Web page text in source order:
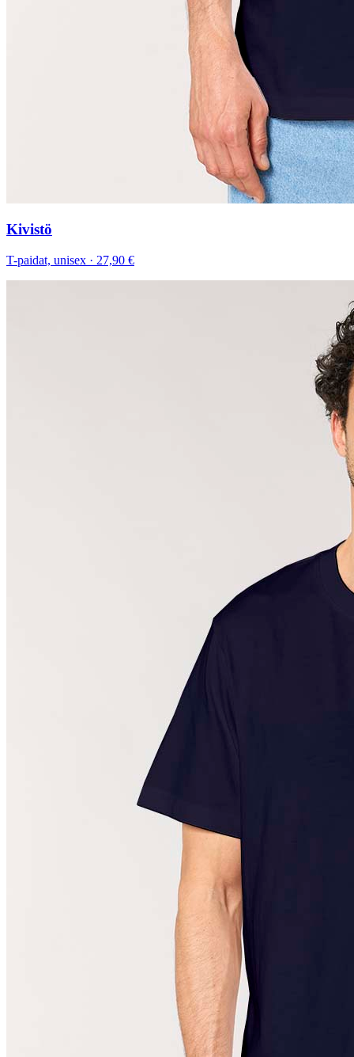
Kivistö
T-paidat, unisex · 27,90 €